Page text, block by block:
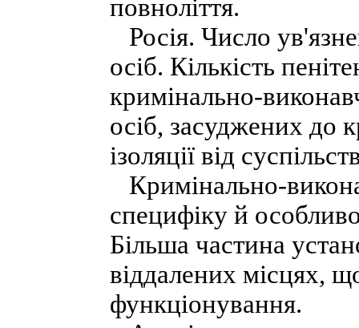
повноліття.
Росія. Число
осіб. Кількість
кримінально-
осіб, засуджених до
ізоляції від
Кримінально-
специфіку й
Більша частина
віддалених місцях,
функціонування.